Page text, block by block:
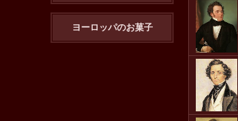
ヨーロッパのお菓子